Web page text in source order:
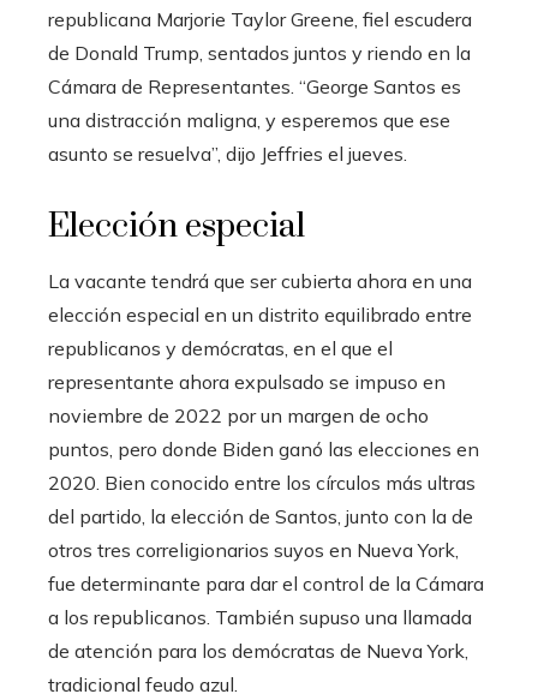
republicana Marjorie Taylor Greene, fiel escudera
de Donald Trump, sentados juntos y riendo en la
Cámara de Representantes. “George Santos es
una distracción maligna, y esperemos que ese
asunto se resuelva”, dijo Jeffries el jueves.
Elección especial
La vacante tendrá que ser cubierta ahora en una
elección especial en un distrito equilibrado entre
republicanos y demócratas, en el que el
representante ahora expulsado se impuso en
noviembre de 2022 por un margen de ocho
puntos, pero donde Biden ganó las elecciones en
2020. Bien conocido entre los círculos más ultras
del partido, la elección de Santos, junto con la de
otros tres correligionarios suyos en Nueva York,
fue determinante para dar el control de la Cámara
a los republicanos. También supuso una llamada
de atención para los demócratas de Nueva York,
tradicional feudo azul.